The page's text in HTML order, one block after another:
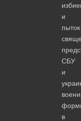
и
пыток
СБУ
и
в